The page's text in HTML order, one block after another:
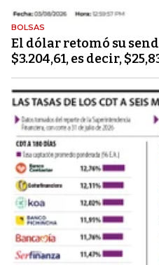
BOLSAS
El dólar retomó su
$3.204,61, es decir,